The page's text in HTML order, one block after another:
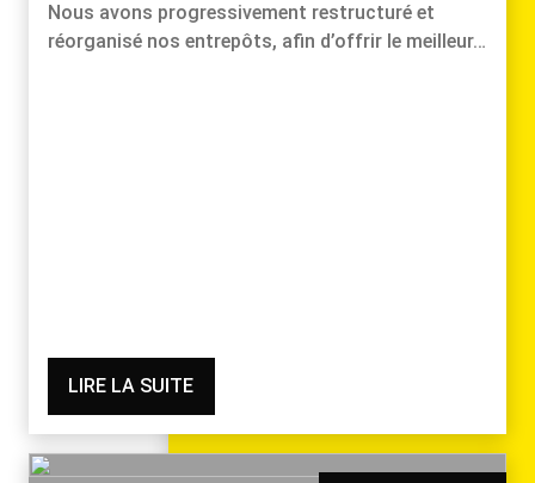
Nous avons progressivement restructuré et
réorganisé nos entrepôts, afin d’offrir le meilleur…
LIRE LA SUITE